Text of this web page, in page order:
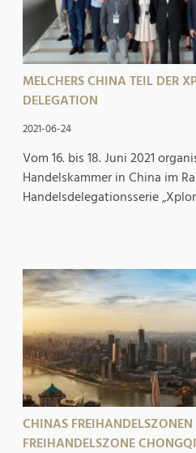
MELCHERS CHINA TEIL DER
DELEGATION
2021-06-24
Vom 16. bis 18. Juni 2021
Handelskammer in China im
Handelsdelegationsserie
CHINAS FREIHANDELSZONEN
FREIHANDELSZONE